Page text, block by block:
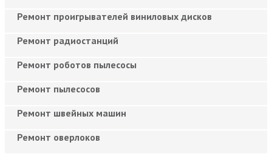
Ремонт проигрывателей виниловых дисков
Ремонт радиостанций
Ремонт роботов пылесосы
Ремонт пылесосов
Ремонт швейных машин
Ремонт оверлоков